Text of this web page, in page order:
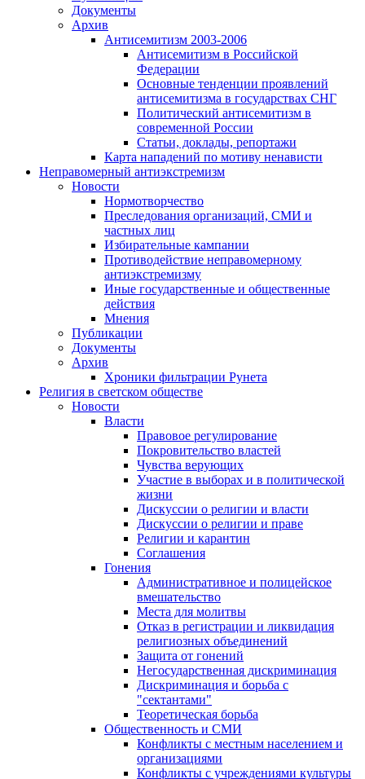
Документы
Архив
Антисемитизм 2003-2006
Антисемитизм в Российской
Федерации
Основные тенденции проявлений
антисемитизма в государствах СНГ
Политический антисемитизм в
современной России
Статьи, доклады, репортажи
Карта нападений по мотиву ненависти
Неправомерный антиэкстремизм
Новости
Нормотворчество
Преследования организаций, СМИ и
частных лиц
Избирательные кампании
Противодействие неправомерному
антиэкстремизму
Иные государственные и общественные
действия
Мнения
Публикации
Документы
Архив
Хроники фильтрации Рунета
Религия в светском обществе
Новости
Власти
Правовое регулирование
Покровительство властей
Чувства верующих
Участие в выборах и в политической
жизни
Дискуссии о религии и власти
Дискуссии о религии и праве
Религии и карантин
Соглашения
Гонения
Административное и полицейское
вмешательство
Места для молитвы
Отказ в регистрации и ликвидация
религиозных объединений
Защита от гонений
Негосударственная дискриминация
Дискриминация и борьба с
"сектантами"
Теоретическая борьба
Общественность и СМИ
Конфликты с местным населением и
организациями
Конфликты с учреждениями культуры